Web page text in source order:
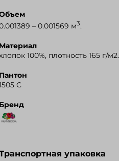
– 0.001569 м3.
100%, плотность 165 г/м2.
C
упаковка